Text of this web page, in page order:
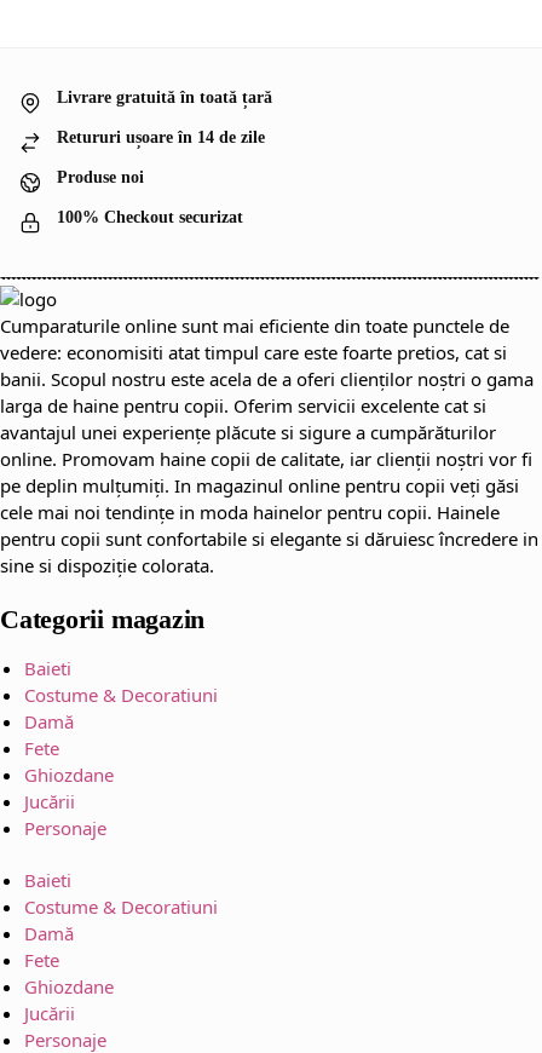
Livrare gratuită în toată țară
Retururi ușoare în 14 de zile
Produse noi
100% Checkout securizat
Cumparaturile online sunt mai eficiente din toate punctele de
vedere: economisiti atat timpul care este foarte pretios, cat si
banii. Scopul nostru este acela de a oferi clienților noștri o gama
larga de haine pentru copii. Oferim servicii excelente cat si
avantajul unei experiențe plăcute si sigure a cumpărăturilor
online. Promovam haine copii de calitate, iar clienții noștri vor fi
pe deplin mulțumiți. In magazinul online pentru copii veți găsi
cele mai noi tendințe in moda hainelor pentru copii. Hainele
pentru copii sunt confortabile si elegante si dăruiesc încredere in
sine si dispoziție colorata.
Categorii magazin
Baieti
Costume & Decoratiuni
Damă
Fete
Ghiozdane
Jucării
Personaje
Baieti
Costume & Decoratiuni
Damă
Fete
Ghiozdane
Jucării
Personaje